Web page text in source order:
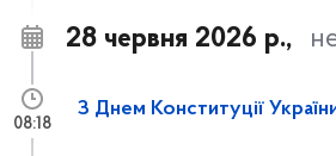
28 червня 2026 р.,
З Днем Конституції
08:18